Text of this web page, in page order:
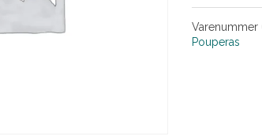
Varenummer
Pouperas